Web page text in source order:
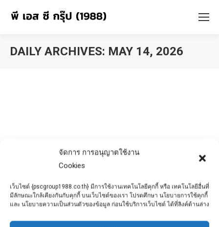
จัดการ การอนุญาตใช้งาน
Cookies
เว็บไซต์ {pscgroup1988.co.th} มีการใช้งานเทคโนโลยีคุกกี้ หรือ เทคโนโลยีอื่นที่
มีลักษณะใกล้เคียงกันกับคุกกี้ บนเว็บไซต์ของเรา โปรดศึกษา นโยบายการใช้คุกกี้
และ นโยบายความเป็นส่วนตัวของข้อมูล ก่อนใช้บริการเว็บไซต์ ได้ที่ลิงค์ด้านล่าง
DAILY ARCHIVES: MAY 14, 2026